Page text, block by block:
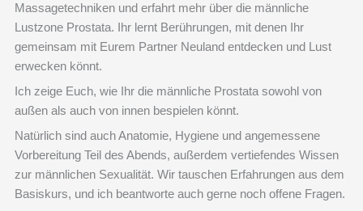
Massagetechniken und erfahrt mehr über die männliche
Lustzone Prostata. Ihr lernt Berührungen, mit denen Ihr
gemeinsam mit Eurem Partner Neuland entdecken und Lust
erwecken könnt.
Ich zeige Euch, wie Ihr die männliche Prostata sowohl von
außen als auch von innen bespielen könnt.
Natürlich sind auch Anatomie, Hygiene und angemessene
Vorbereitung Teil des Abends, außerdem vertiefendes Wissen
zur männlichen Sexualität. Wir tauschen Erfahrungen aus dem
Basiskurs, und ich beantworte auch gerne noch offene Fragen.